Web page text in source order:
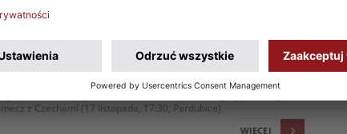
MECZ Z CZECHAMI
Trener reprezentacji Polski do lat 20 Miłosz Stępiński ogłosił listę
zawodników z klubów zagranicznych, powołanych na listopadowe
zgrupowanie. W jego ramach biało-czerwoni rozegrają towarzyski
mecz z Czechami (17 listopada, 17:30, Pardubice).
WIĘCEJ